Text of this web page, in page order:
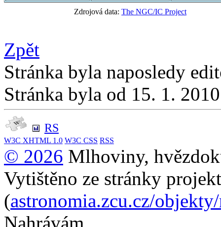
Zdrojová data: The NGC/IC Project
Zpět
Stránka byla naposledy
Stránka byla od 15. 1.
RS
W3C XHTML 1.0 W3C CSS RSS
© 2026 Mlhoviny,
Vytištěno ze stránky
(astronomia.zcu.cz/
Nahrávám...